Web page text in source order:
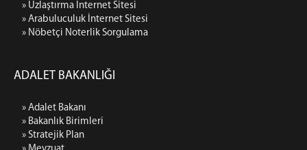
» Uzlaştırma İnternet Sitesi
» Arabuluculuk İnternet Sitesi
» Nöbetçi Noterlik Sorgulama
ADALET BAKANLIĞI
» Adalet Bakanı
» Bakanlık Birimleri
» Stratejik Plan